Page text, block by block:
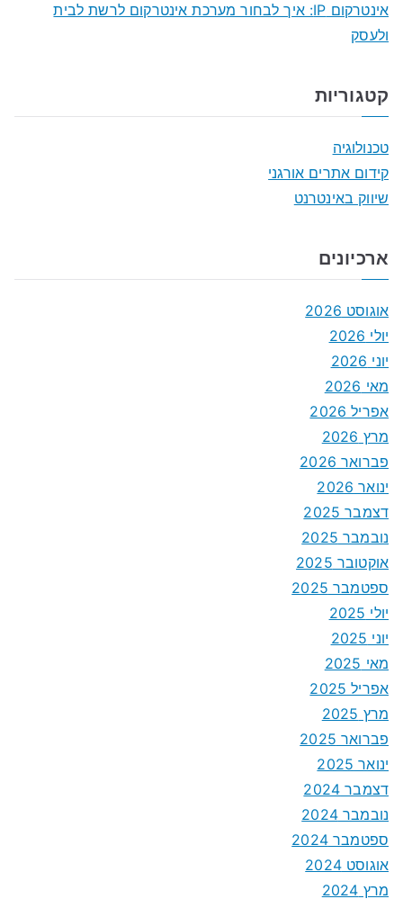
אינטרקום IP: איך לבחור מערכת אינטרקום לרשת לבית
ולעסק
קטגוריות
טכנולוגיה
קידום אתרים אורגני
שיווק באינטרנט
ארכיונים
אוגוסט 2026
יולי 2026
יוני 2026
מאי 2026
אפריל 2026
מרץ 2026
פברואר 2026
ינואר 2026
דצמבר 2025
נובמבר 2025
אוקטובר 2025
ספטמבר 2025
יולי 2025
יוני 2025
מאי 2025
אפריל 2025
מרץ 2025
פברואר 2025
ינואר 2025
דצמבר 2024
נובמבר 2024
ספטמבר 2024
אוגוסט 2024
מרץ 2024